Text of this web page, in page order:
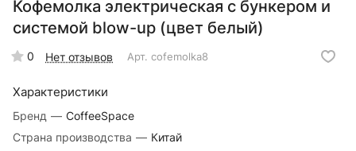
Кофемолка электрическая с бункером и
системой blow-up (цвет белый)
0 Нет отзывов Арт. cofemolka8
Характеристики
Бренд — CoffeeSpace
Страна производства — Китай